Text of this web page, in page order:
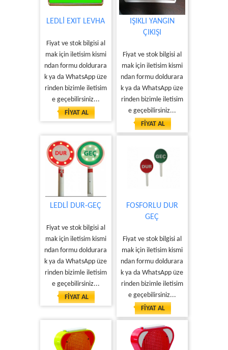
LEDLİ EXIT LEVHA
Fiyat ve stok bilgisi al
mak için iletisim kismi
ndan formu doldurara
k ya da WhatsApp üze
rinden bizimle iletisim
e geçebilirsiniz...
FİYAT AL
IŞIKLI YANGIN
ÇIKIŞI
Fiyat ve stok bilgisi al
mak için iletisim kismi
ndan formu doldurara
k ya da WhatsApp üze
rinden bizimle iletisim
e geçebilirsiniz...
FİYAT AL
LEDLİ DUR-GEÇ
Fiyat ve stok bilgisi al
mak için iletisim kismi
ndan formu doldurara
k ya da WhatsApp üze
rinden bizimle iletisim
e geçebilirsiniz...
FİYAT AL
FOSFORLU DUR
GEÇ
Fiyat ve stok bilgisi al
mak için iletisim kismi
ndan formu doldurara
k ya da WhatsApp üze
rinden bizimle iletisim
e geçebilirsiniz...
FİYAT AL